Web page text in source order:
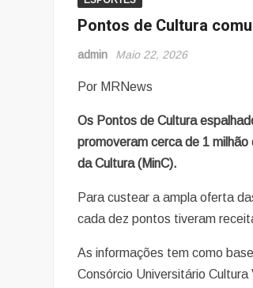
Pontos de Cultura
admin Maio 22, 2026
Por MRNews
Os Pontos de Cultura
promoveram cerca de 1
da Cultura (MinC).
Para custear a ampla oferta
cada dez pontos tiveram
As informações tem como
Consórcio Universitário